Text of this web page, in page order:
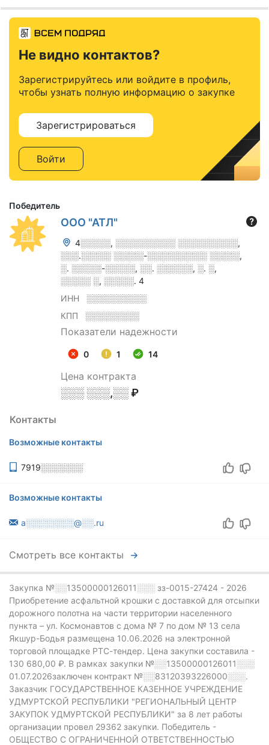
Не видно контактов?
Зарегистрируйтесь или войдите в профиль,
чтобы узнать полную информацию о закупке
Зарегистрироваться
Войти
Победитель
ООО "АТЛ"
4░░░░░, ░░░░░░░░░░ ░░░░░░░░░░,
░░░.░░░░░ ░░░░░-░░░░░░░░░░ ░░░░░,
░. ░░░░░-░░░░░, ░░. ░░░░░░, ░. ░,
░░░░░ ░, ░░░░░. 4
ИНН
░░░░░░░░░░
КПП
░░░░░░░░░
Показатели надежности
0 1 14
Цена контракта
░░░ ░░░,░░ ₽
Контакты
Возможные контакты
7919░░░░░░░
Возможные контакты
a░░░░░░░░@░░.ru
Смотреть все контакты
Закупка №░░13500000126011░░░ зз-0015-27424 - 2026
Приобретение асфальтной крошки с доставкой для отсыпки
дорожного полотна на части территории населенного
пункта – ул. Космонавтов с дома № 7 по дом № 13 села
Якшур-Бодья размещена 10.06.2026 на электронной
торговой площадке РТС-тендер. Цена закупки составила -
130 680,00 ₽. В рамках закупки №░░13500000126011░░░
01.07.2026заключен контракт №░░83120393226000░░░.
Заказчик ГОСУДАРСТВЕННОЕ КАЗЕННОЕ УЧРЕЖДЕНИЕ
УДМУРТСКОЙ РЕСПУБЛИКИ "РЕГИОНАЛЬНЫЙ ЦЕНТР
ЗАКУПОК УДМУРТСКОЙ РЕСПУБЛИКИ" за 8 лет работы
организации провел 29362 закупки. Победитель -
ОБЩЕСТВО С ОГРАНИЧЕННОЙ ОТВЕТСТВЕННОСТЬЮ